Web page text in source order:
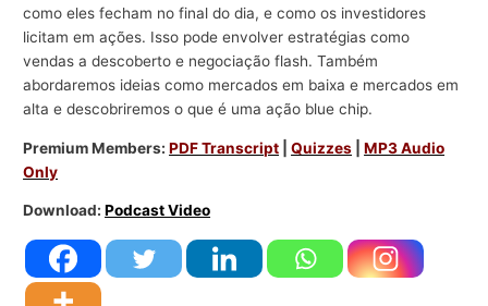
como eles fecham no final do dia, e como os investidores
licitam em ações. Isso pode envolver estratégias como
vendas a descoberto e negociação flash. Também
abordaremos ideias como mercados em baixa e mercados em
alta e descobriremos o que é uma ação blue chip.
Premium Members:PDF Transcript |Quizzes |MP3 Audio
Only
Download:Podcast Video